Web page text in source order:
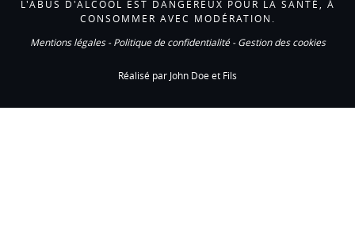
L'ABUS D'ALCOOL EST DANGEREUX POUR LA SANTÉ, À
CONSOMMER AVEC MODÉRATION.
Mentions légales-Politique de confidentialité-Gestion des cookies
Réalisé par John Doe et Fils